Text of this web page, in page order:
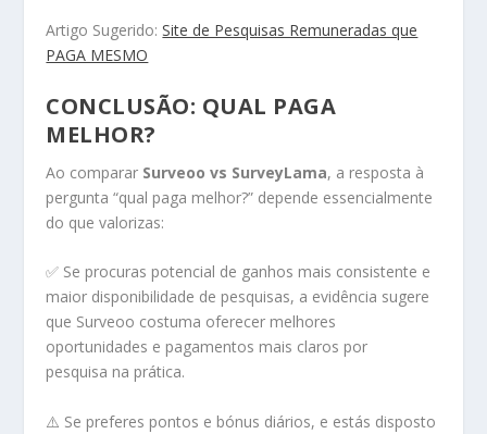
Artigo Sugerido:Site de Pesquisas Remuneradas que
PAGA MESMO
CONCLUSÃO: QUAL PAGA
MELHOR?
Ao comparar Surveoo vs SurveyLama, a resposta à
pergunta “qual paga melhor?” depende essencialmente
do que valorizas:
✅ Se procuras potencial de ganhos mais consistente e
maior disponibilidade de pesquisas, a evidência sugere
que Surveoo costuma oferecer melhores
oportunidades e pagamentos mais claros por
pesquisa na prática.
⚠️ Se preferes pontos e bónus diários, e estás disposto